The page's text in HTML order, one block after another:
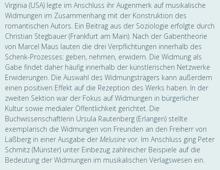
Virginia (USA) legte im Anschluss ihr Augenmerk auf musikalische
Widmungen im Zusammenhang mit der Konstruktion des
romantischen Autors. Ein Beitrag aus der Soziologie erfolgte durch
Christian Stegbauer (Frankfurt am Main). Nach der Gabentheorie
von Marcel Maus lauten die drei Verpflichtungen innerhalb des
Schenk-Prozesses: geben, nehmen, erwidern. Die Widmung als
Gabe findet daher häufig innerhalb der künstlerischen Netzwerke
Erwiderungen. Die Auswahl des Widmungsträgers kann außerdem
einen positiven Effekt auf die Rezeption des Werks haben. In der
zweiten Sektion war der Fokus auf Widmungen in bürgerlicher
Kultur sowie medialer Öffentlichkeit gerichtet. Die
Buchwissenschaftlerin Ursula Rautenberg (Erlangen) stellte
exemplarisch die Widmungen von Freunden an den Freiherr von
Laßberg in einer Ausgabe der Melusine vor. Im Anschluss ging Peter
Schmitz (Münster) unter Einbezug zahlreicher Beispiele auf die
Bedeutung der Widmungen im musikalischen Verlagswesen ein.